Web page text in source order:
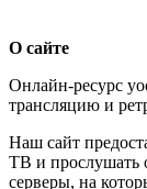
О сайте
Онлайн-ресурс
трансляцию и
Наш сайт
ТВ и прослушать
серверы, на